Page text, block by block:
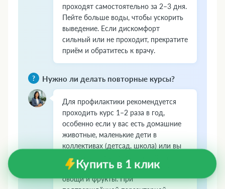
проходят самостоятельно за 2–3 дня.
Пейте больше воды, чтобы ускорить
выведение. Если дискомфорт
сильный или не проходит, прекратите
приём и обратитесь к врачу.
Нужно ли делать повторные курсы?
Для профилактики рекомендуется
проходить курс 1–2 раза в год,
особенно если у вас есть домашние
животные, маленькие дети в
коллективах (детсад, школа) или вы
часто употребляете сырую рыбу,
мясо с кровью, плохо промытые
овощи и фрукты. При
Купить в 1 клик